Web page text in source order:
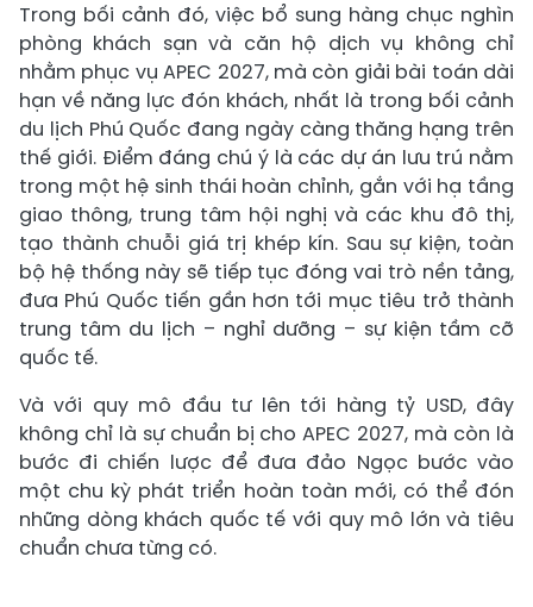
Trong bối cảnh đó, việc bổ sung hàng chục nghìn
phòng khách sạn và căn hộ dịch vụ không chỉ
nhằm phục vụ APEC 2027, mà còn giải bài toán dài
hạn về năng lực đón khách, nhất là trong bối cảnh
du lịch Phú Quốc đang ngày càng thăng hạng trên
thế giới. Điểm đáng chú ý là các dự án lưu trú nằm
trong một hệ sinh thái hoàn chỉnh, gắn với hạ tầng
giao thông, trung tâm hội nghị và các khu đô thị,
tạo thành chuỗi giá trị khép kín. Sau sự kiện, toàn
bộ hệ thống này sẽ tiếp tục đóng vai trò nền tảng,
đưa Phú Quốc tiến gần hơn tới mục tiêu trở thành
trung tâm du lịch – nghỉ dưỡng – sự kiện tầm cỡ
quốc tế.
Và với quy mô đầu tư lên tới hàng tỷ USD, đây
không chỉ là sự chuẩn bị cho APEC 2027, mà còn là
bước đi chiến lược để đưa đảo Ngọc bước vào
một chu kỳ phát triển hoàn toàn mới, có thể đón
những dòng khách quốc tế với quy mô lớn và tiêu
chuẩn chưa từng có.